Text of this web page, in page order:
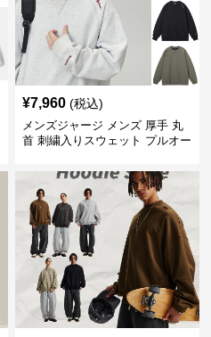
¥7,960 (税込)
メンズジャージ メンズ 厚手 丸
首 刺繍入りスウェット プルオー